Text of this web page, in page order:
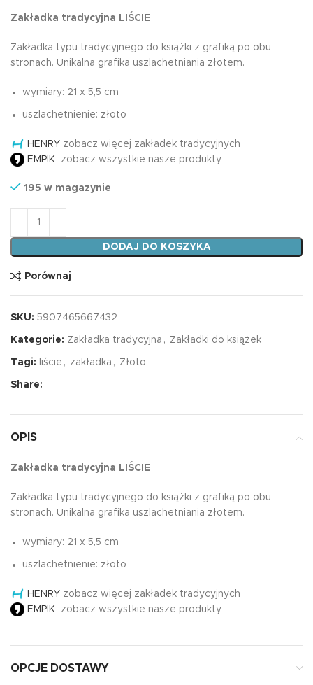
Zakładka tradycyjna LIŚCIE
Zakładka typu tradycyjnego do książki z grafiką po obu
stronach. Unikalna grafika uszlachetniania złotem.
wymiary: 21 x 5,5 cm
uszlachetnienie: złoto
HENRY zobacz więcej zakładek tradycyjnych
EMPIK zobacz wszystkie nasze produkty
195 w magazynie
ilość Zakładka tradycyjna LIŚCIE
DODAJ DO KOSZYKA
Porównaj
SKU: 5907465667432
Kategorie: Zakładka tradycyjna , Zakładki do książek
Tagi: liście , zakładka , Złoto
Share:
OPIS
Zakładka tradycyjna LIŚCIE
Zakładka typu tradycyjnego do książki z grafiką po obu
stronach. Unikalna grafika uszlachetniania złotem.
wymiary: 21 x 5,5 cm
uszlachetnienie: złoto
HENRY zobacz więcej zakładek tradycyjnych
EMPIK zobacz wszystkie nasze produkty
OPCJE DOSTAWY